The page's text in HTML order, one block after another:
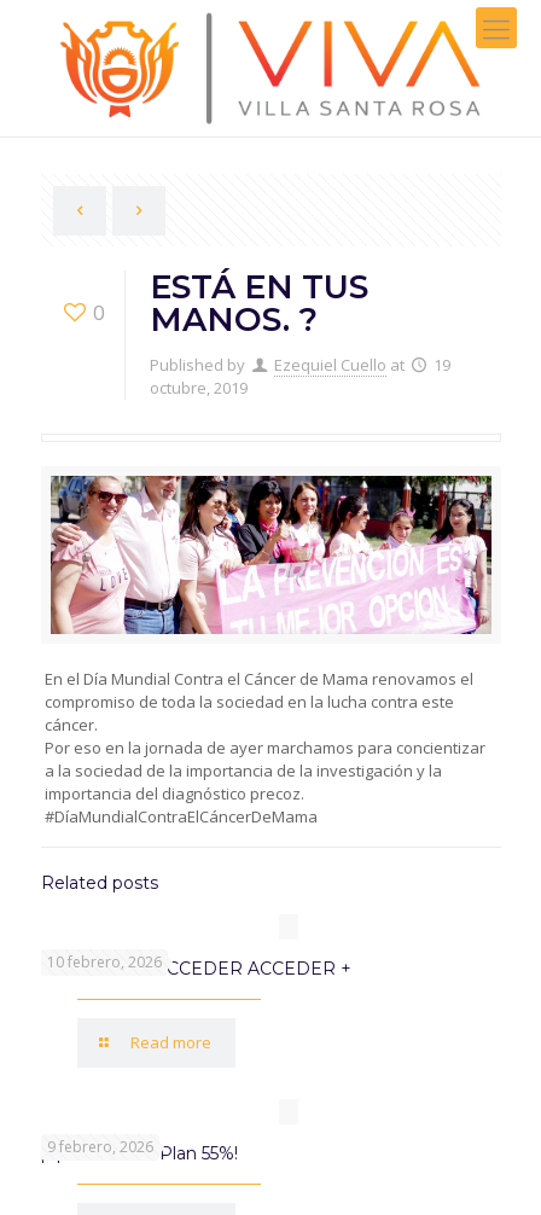
0
ESTÁ EN TUS
MANOS. ?
Published by Ezequiel Cuello at
19
octubre, 2019
En el Día Mundial Contra el Cáncer de Mama renovamos el
compromiso de toda la sociedad en la lucha contra este
cáncer.
Por eso en la jornada de ayer marchamos para concientizar
a la sociedad de la importancia de la investigación y la
importancia del diagnóstico precoz.
#DíaMundialContraElCáncerDeMama
Related posts
10 febrero, 2026
PROGRAMA ACCEDER ACCEDER +
Read more
9 febrero, 2026
¡Aprovechá el Plan 55%!